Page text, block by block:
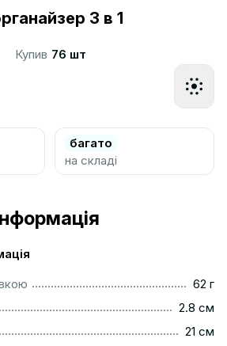
3 в 1
Купив 76 шт
багато
на складі
62 г
2.8 см
21 см